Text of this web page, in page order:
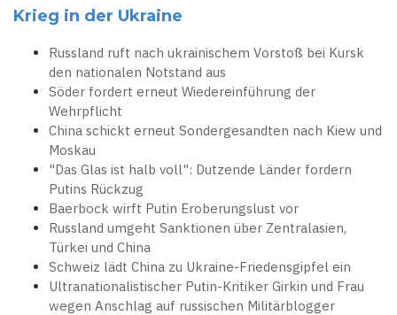
Krieg in der Ukraine
Russland ruft nach ukrainischem Vorstoß bei Kursk
den nationalen Notstand aus
Söder fordert erneut Wiedereinführung der
Wehrpflicht
China schickt erneut Sondergesandten nach Kiew und
Moskau
"Das Glas ist halb voll": Dutzende Länder fordern
Putins Rückzug
Baerbock wirft Putin Eroberungslust vor
Russland umgeht Sanktionen über Zentralasien,
Türkei und China
Schweiz lädt China zu Ukraine-Friedensgipfel ein
Ultranationalistischer Putin-Kritiker Girkin und Frau
wegen Anschlag auf russischen Militärblogger